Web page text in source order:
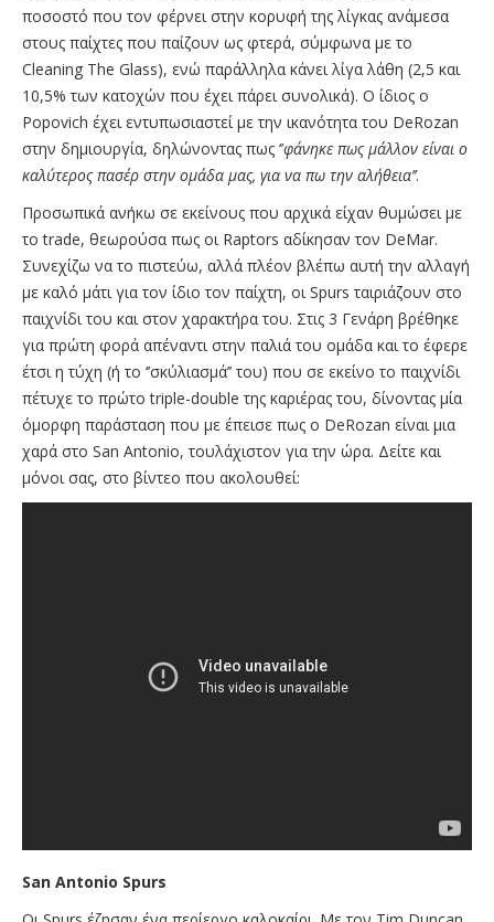
ποσοστό που τον φέρνει στην κορυφή της λίγκας ανάμεσα
στους παίχτες που παίζουν ως φτερά, σύμφωνα με το
Cleaning The Glass), ενώ παράλληλα κάνει λίγα λάθη (2,5 και
10,5% των κατοχών που έχει πάρει συνολικά). Ο ίδιος ο
Popovich έχει εντυπωσιαστεί με την ικανότητα του DeRozan
στην δημιουργία, δηλώνοντας πως ‘’φάνηκε πως μάλλον είναι ο
καλύτερος πασέρ στην ομάδα μας, για να πω την αλήθεια’’.
Προσωπικά ανήκω σε εκείνους που αρχικά είχαν θυμώσει με
το trade, θεωρούσα πως οι Raptors αδίκησαν τον DeMar.
Συνεχίζω να το πιστεύω, αλλά πλέον βλέπω αυτή την αλλαγή
με καλό μάτι για τον ίδιο τον παίχτη, οι Spurs ταιριάζουν στο
παιχνίδι του και στον χαρακτήρα του. Στις 3 Γενάρη βρέθηκε
για πρώτη φορά απέναντι στην παλιά του ομάδα και το έφερε
έτσι η τύχη (ή το ‘’σκύλιασμά’’ του) που σε εκείνο το παιχνίδι
πέτυχε το πρώτο triple-double της καριέρας του, δίνοντας μία
όμορφη παράσταση που με έπεισε πως ο DeRozan είναι μια
χαρά στο San Antonio, τουλάχιστον για την ώρα. Δείτε και
μόνοι σας, στο βίντεο που ακολουθεί:
San Antonio Spurs